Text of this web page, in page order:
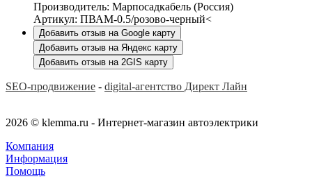
Производитель: Марпосадкабель (Россия)
Артикул: ПВАМ-0.5/розово-черный<
Добавить отзыв на Google карту
Добавить отзыв на Яндекс карту
Добавить отзыв на 2GIS карту
SEO-продвижение - digital-агентство Директ Лайн
2026 © klemma.ru - Интернет-магазин автоэлектрики
Компания
Информация
Помощь